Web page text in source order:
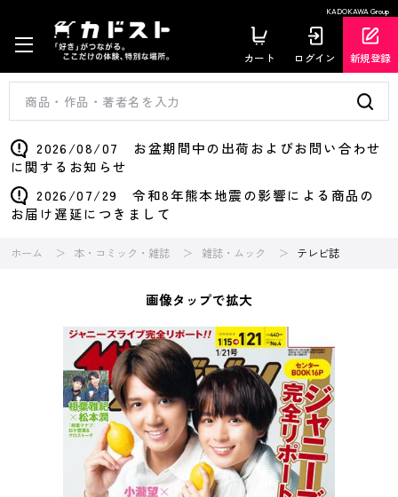
KADOKAWA Group
カート ログイン 新規登録
2026/08/07 お盆期間中の出荷およびお問い合わせ
に関するお知らせ
2026/07/29 令和8年熊本地震の影響による商品の
お届け遅延につきまして
ホーム 本・コミック・雑誌 雑誌・ムック テレビ誌
画像タップで拡大